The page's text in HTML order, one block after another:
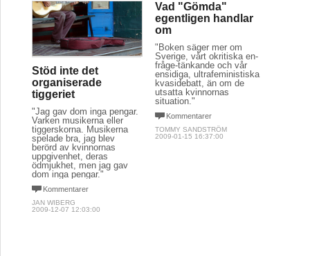
Stöd inte det
organiserade
tiggeriet
"Jag gav dom inga pengar.
Varken musikerna eller
tiggerskorna. Musikerna
spelade bra, jag blev
berörd av kvinnornas
uppgivenhet, deras
ödmjukhet, men jag gav
dom inga pengar."
Kommentarer
JAN WIBERG
2009-12-07 12:03:00
Vad "Gömda"
egentligen handlar
om
"Boken säger mer om
Sverige, vårt okritiska en-
fråge-tänkande och vår
ensidiga, ultrafeministiska
kvasidebatt, än om de
utsatta kvinnornas
situation."
Kommentarer
TOMMY SANDSTRÖM
2009-01-15 16:37:00